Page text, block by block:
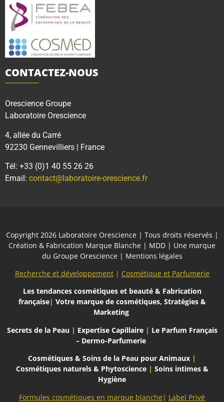
CONTACTEZ-NOUS
Orescience Groupe
Laboratoire Orescience
4, allée du Carré
92230 Gennevilliers | France
Tél: +33 (0)1 40 55 26 26
Email: contact@laboratoire-orescience.fr
Copyright 2026 Laboratoire Orescience | Tous droits réservés |
Création & Fabrication Marque Blanche | MDD | Une marque
du Groupe Orescience| Mentions légales
Recherche et développement| Cosmétique et Parfumerie
Les tendances cosmétiques et beauté& Fabrication
française| Votre marque de cosmétiques, Stratégies &
Marketing
Secrets de la Peau | Expertise Capillaire| Le Parfum Français
– Dermo-Parfumerie
Cosmétiques & Soins de la Peau pour Animaux |
Cosmétiques naturels & Phytoscience | Soins intimes &
Hygiène
Formules cosmétiques en marque blanche | Label Privé